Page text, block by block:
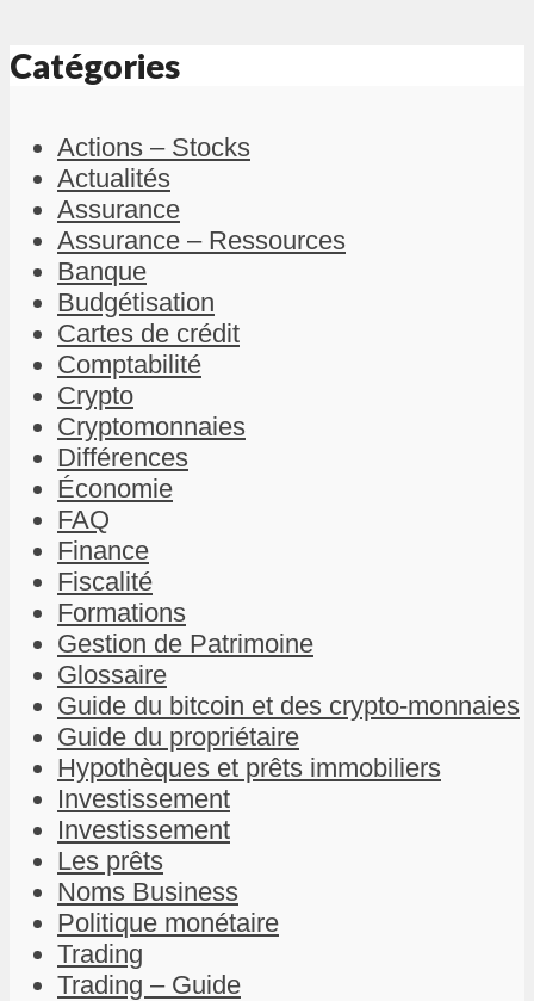
Catégories
Actions – Stocks
Actualités
Assurance
Assurance – Ressources
Banque
Budgétisation
Cartes de crédit
Comptabilité
Crypto
Cryptomonnaies
Différences
Économie
FAQ
Finance
Fiscalité
Formations
Gestion de Patrimoine
Glossaire
Guide du bitcoin et des crypto-monnaies
Guide du propriétaire
Hypothèques et prêts immobiliers
Investissement
Investissement
Les prêts
Noms Business
Politique monétaire
Trading
Trading – Guide